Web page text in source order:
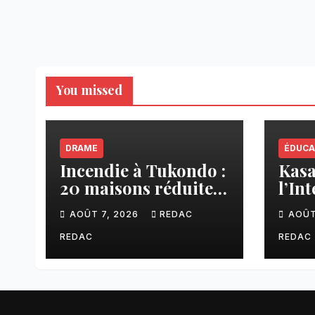
You missed
DRAME
Incendie à Tukondo :
20 maisons réduites
en cendres, plusieurs
familles sans abri
AOÛT 7, 2026 REDAC
REDAC
une
aux
REDAC